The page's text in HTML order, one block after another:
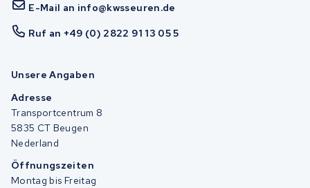
E-Mail an info@kwsseuren.de
Ruf an +49 (0) 2822 91 13 05 5
Unsere Angaben
Adresse
Transportcentrum 8
5835 CT Beugen
Nederland
Öffnungszeiten
Montag bis Freitag